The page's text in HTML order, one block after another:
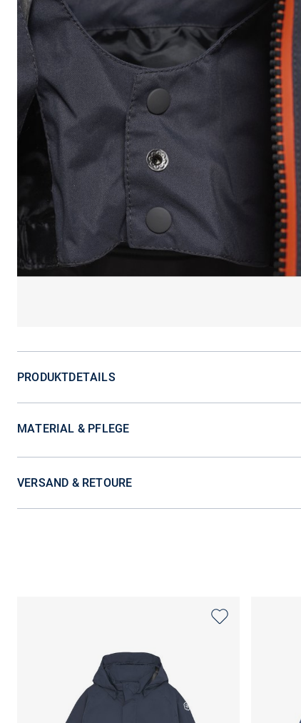
PRODUKTDETAILS
MATERIAL & PFLEGE
VERSAND & RETOURE